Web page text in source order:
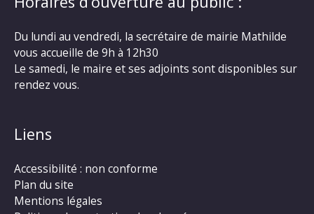
Du lundi au vendredi, la secrétaire de mairie Mathilde
vous accueille de 9h à 12h30
Le samedi, le maire et ses adjoints sont disponibles sur
rendez vous.
Liens
Accessibilité : non conforme
Plan du site
Mentions légales